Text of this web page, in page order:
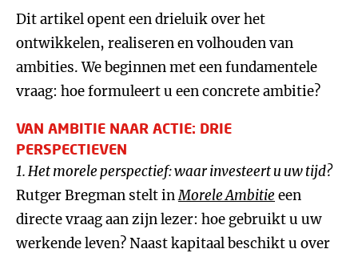
Dit artikel opent een drieluik over het
ontwikkelen, realiseren en volhouden van
ambities. We beginnen met een fundamentele
vraag: hoe formuleert u een concrete ambitie?
VAN AMBITIE NAAR ACTIE: DRIE
PERSPECTIEVEN
1. Het morele perspectief: waar investeert u uw tijd?
Rutger Bregman stelt inMorele Ambitie een
directe vraag aan zijn lezer: hoe gebruikt u uw
werkende leven? Naast kapitaal beschikt u over